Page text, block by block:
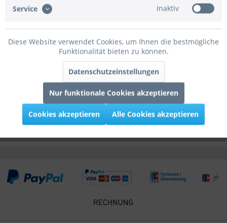
Bewertungen
Infos zum Hersteller
Folgende Infos zum Hersteller sind verfübar......
2
Kunden kauften auch
Service Inaktiv
Diese Website verwendet Cookies, um Ihnen die bestmögliche
Funktionalität bieten zu können.
Datenschutzeinstellungen
Nur funktionale Cookies akzeptieren
Cookies akzeptieren Alle Cookies akzeptieren